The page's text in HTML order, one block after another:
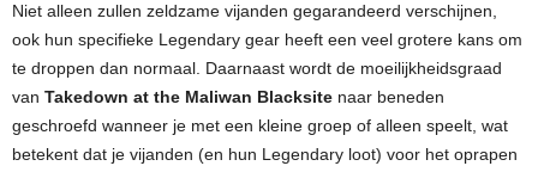
Niet alleen zullen zeldzame vijanden gegarandeerd verschijnen,
ook hun specifieke Legendary gear heeft een veel grotere kans om
te droppen dan normaal. Daarnaast wordt de moeilijkheidsgraad
van Takedown at the Maliwan Blacksite naar beneden
geschroefd wanneer je met een kleine groep of alleen speelt, wat
betekent dat je vijanden (en hun Legendary loot) voor het oprapen